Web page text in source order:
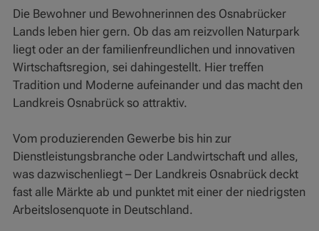
Die Bewohner und Bewohnerinnen des Osnabrücker
Lands leben hier gern. Ob das am reizvollen Naturpark
liegt oder an der familienfreundlichen und innovativen
Wirtschaftsregion, sei dahingestellt. Hier treffen
Tradition und Moderne aufeinander und das macht den
Landkreis Osnabrück so attraktiv.
Vom produzierenden Gewerbe bis hin zur
Dienstleistungsbranche oder Landwirtschaft und alles,
was dazwischenliegt – Der Landkreis Osnabrück deckt
fast alle Märkte ab und punktet mit einer der niedrigsten
Arbeitslosenquote in Deutschland.